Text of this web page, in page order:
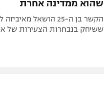
שהוא ממדינה אחרת
הקשר בן ה-25
ששיחק בנבחרות הצעירות של